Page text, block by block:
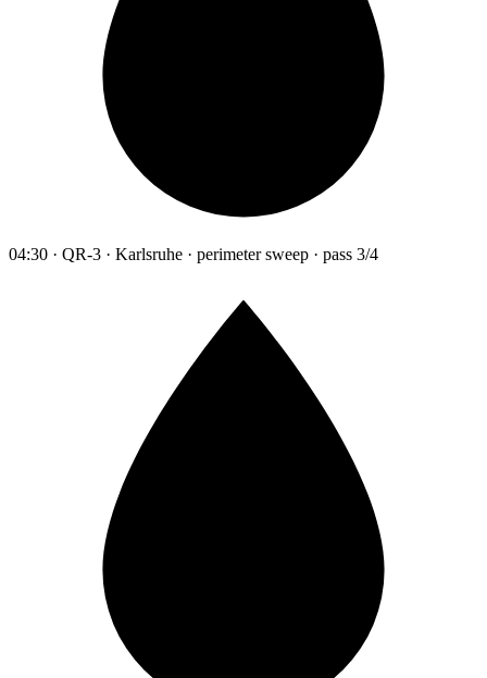
04:30 · QR-3 · Karlsruhe · perimeter sweep · pass 3/4